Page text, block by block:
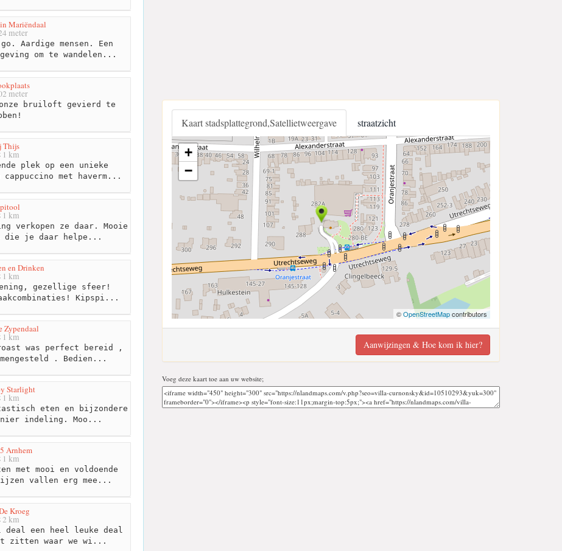
Mariëndaal
meter
Aardige mensen. Een
om te wandelen...
meter
bruiloft gevierd te
Thijs
1 km
plek op een unieke
met haverm...
1 km
verkopen ze daar. Mooie
die je daar helpe...
en Drinken
1 km
gezellige sfeer!
Kipspi...
Zypendaal
1 km
was perfect bereid ,
. Bedien...
Starlight
1 km
eten en bijzondere
indeling. Moo...
Arnhem
1 km
met mooi en voldoende
vallen erg mee...
Kroeg
2 km
deal een heel leuke deal
zitten waar we wi...
Kaart stadsplattegrond,Satellietweergave straatzicht
+
−
©OpenStreetMapcontributors
Aanwijzingen & Hoe kom ik hier?
Voeg deze kaart toe aan uw website;